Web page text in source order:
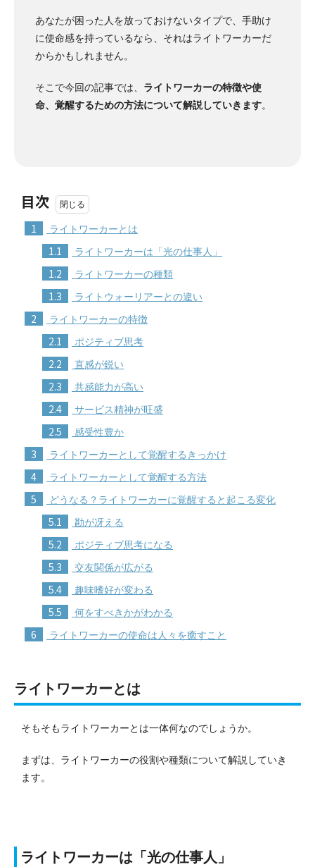
あなたが困った人を放っておけないタイプで、手助け
に使命感を持っているなら、それはライトワーカーだ
からかもしれません。
そこで今回の記事では、 ライトワーカーの特徴や使
命、覚醒するための方法について解説していきます。
目次
1 ライトワーカーとは
1.1 ライトワーカーは「光の仕事人」
1.2 ライトワーカーの種類
1.3 ライトウォーリアーとの違い
2 ライトワーカーの特徴
2.1 ポジティブ思考
2.2 直感が鋭い
2.3 共感能力が高い
2.4 サービス精神が旺盛
2.5 感受性豊か
3 ライトワーカーとして覚醒するきっかけ
4 ライトワーカーとして覚醒する方法
5 どうなる？ライトワーカーに覚醒すると起こる変化
5.1 勘が冴える
5.2 ポジティブ思考になる
5.3 交友関係が広がる
5.4 趣味嗜好が変わる
5.5 何をすべきかがわかる
6 ライトワーカーの使命は人々を癒すこと
ライトワーカーとは
そもそもライトワーカーとは一体何なのでしょうか。
まずは、ライトワーカーの役割や種類について解説していき
ます。
ライトワーカーは「光の仕事人」